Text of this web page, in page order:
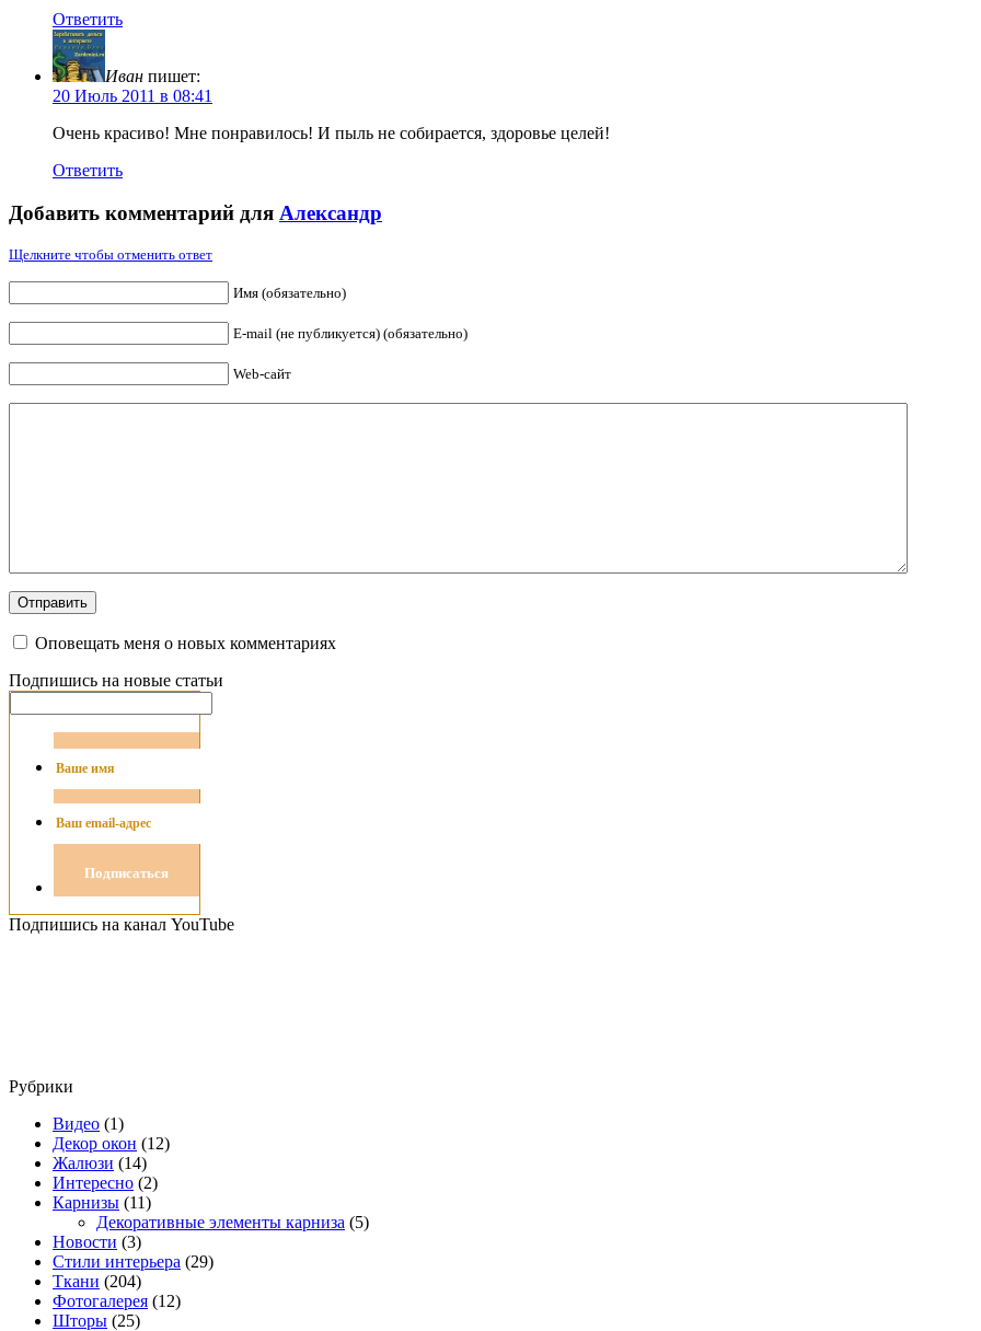
Ответить
Иван пишет:
20 Июль 2011 в 08:41
Очень красиво! Мне понравилось! И пыль не собирается, здоровье целей!
Ответить
Добавить комментарий для Александр
Щелкните чтобы отменить ответ
Имя (обязательно)
E-mail (не публикуется) (обязательно)
Web-сайт
Оповещать меня о новых комментариях
Подпишись на новые статьи
Подпишись на канал YouTube
Рубрики
Видео (1)
Декор окон (12)
Жалюзи (14)
Интересно (2)
Карнизы (11)
Декоративные элементы карниза (5)
Новости (3)
Стили интерьера (29)
Ткани (204)
Фотогалерея (12)
Шторы (25)